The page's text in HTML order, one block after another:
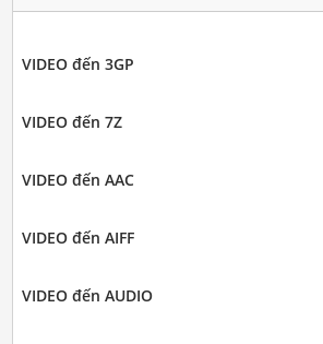
VIDEO đến 3GP
VIDEO đến 7Z
VIDEO đến AAC
VIDEO đến AIFF
VIDEO đến AUDIO